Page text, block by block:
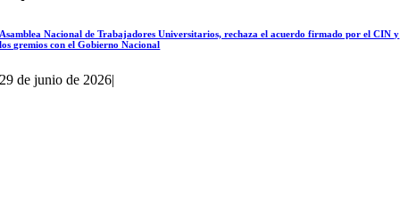
Asamblea Nacional de Trabajadores Universitarios, rechaza el acuerdo firmado por el CIN y
los gremios con el Gobierno Nacional
29 de junio de 2026|